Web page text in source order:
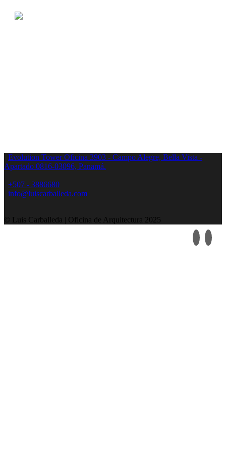
Evolution Tower Oficina 3903 - Campo Alegre, Bella Vista -
Apartado 0816-03096, Panamá.
+507 - 3886680
info@luiscarballeda.com
© Luis Carballeda | Oficina de Arquitectura 2025